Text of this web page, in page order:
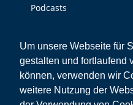
Um unsere Webseite für
gestalten und fortlaufend
können, verwenden wir
weitere Nutzung der
Podcasts
Sonstiges
Kontakt